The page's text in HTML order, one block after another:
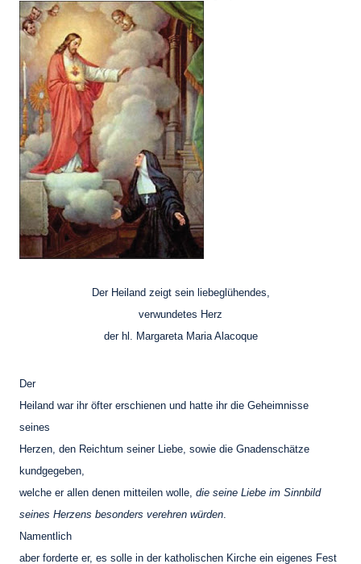
Der Heiland zeigt sein liebeglühendes,
verwundetes Herz
der hl. Margareta Maria Alacoque
Der
Heiland war ihr öfter erschienen und hatte ihr die Geheimnisse
seines
Herzen, den Reichtum seiner Liebe, sowie die Gnadenschätze
kundgegeben,
welche er allen denen mitteilen wolle, die seine Liebe im Sinnbild
seines Herzens besonders verehren würden.
Namentlich
aber forderte er, es solle in der katholischen Kirche ein eigenes Fest